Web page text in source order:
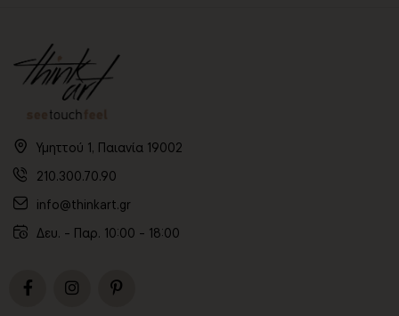
Υμηττού 1, Παιανία 19002
210.300.70.90
info@thinkart.gr
Δευ. - Παρ. 10:00 - 18:00